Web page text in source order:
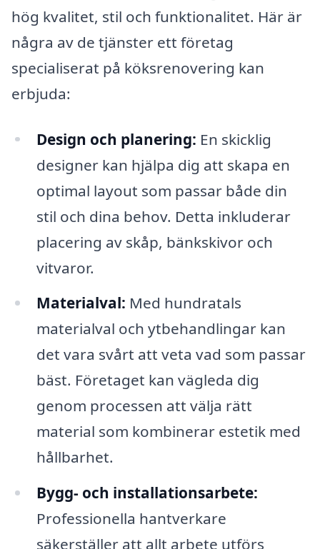
hög kvalitet, stil och funktionalitet. Här är
några av de tjänster ett företag
specialiserat på köksrenovering kan
erbjuda:
Design och planering: En skicklig
designer kan hjälpa dig att skapa en
optimal layout som passar både din
stil och dina behov. Detta inkluderar
placering av skåp, bänkskivor och
vitvaror.
Materialval: Med hundratals
materialval och ytbehandlingar kan
det vara svårt att veta vad som passar
bäst. Företaget kan vägleda dig
genom processen att välja rätt
material som kombinerar estetik med
hållbarhet.
Bygg- och installationsarbete:
Professionella hantverkare
säkerställer att allt arbete utförs